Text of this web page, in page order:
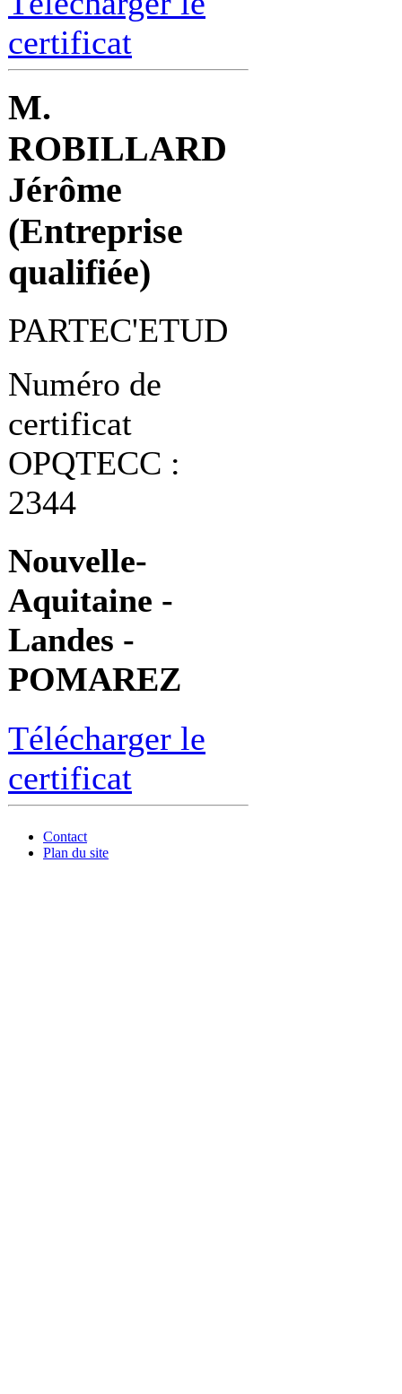
certificat
M.
ROBILLARD
Jérôme
(Entreprise
qualifiée)
PARTEC'ETUD
Numéro de
certificat
OPQTECC :
2344
Nouvelle-
Aquitaine -
Landes -
POMAREZ
Télécharger le
certificat
Contact
Plan du site